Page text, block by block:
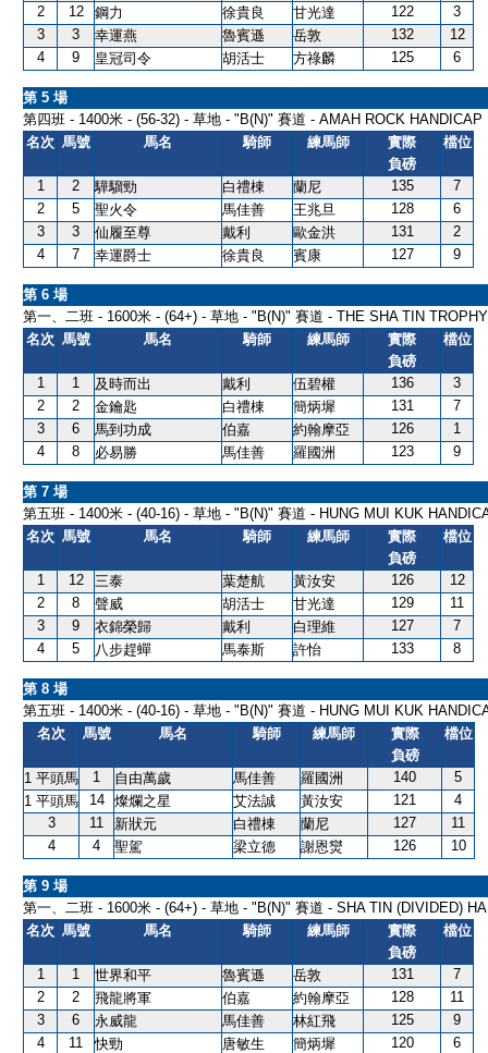
2
12 鋼力 徐貴良 甘光達 122
3
3
3 幸運燕 魯賓遜 岳敦 132
12
4
9 皇冠司令 胡活士 方祿麟 125 6
第 5 場
第四班 - 1400米 - (56-32) - 草地 - "B(N)" 賽道 - AMAH ROCK HANDICAP
名次 馬號 馬名 騎師 練馬師
實際
負磅
檔位
1 2 驊騮勁 白禮棟 蘭尼 135
7
2
5 聖火令 馬佳善 王兆旦 128
6
3
3 仙履至尊 戴利 歐金洪 131
2
4
7 幸運爵士 徐貴良 賓康 127 9
第 6 場
第一、二班 - 1600米 - (64+) - 草地 - "B(N)" 賽道 - THE SHA TIN
名次 馬號 馬名 騎師 練馬師
實際
負磅
檔位
1 1 及時而出 戴利 伍碧權 136
3
2
2 金鑰匙 白禮棟 簡炳墀 131
7
3
6 馬到功成 伯嘉 約翰摩亞 126
1
4
8 必易勝 馬佳善 羅國洲 123 9
第 7 場
第五班 - 1400米 - (40-16) - 草地 - "B(N)" 賽道 - HUNG MUI KUK
名次 馬號 馬名 騎師 練馬師
實際
負磅
檔位
1 12 三泰 葉楚航 黃汝安 126
12
2
8 聲威 胡活士 甘光達 129
11
3
9 衣錦榮歸 戴利 白理維 127
7
4
5 八步趕蟬 馬泰斯 許怡 133 8
第 8 場
第五班 - 1400米 - (40-16) - 草地 - "B(N)" 賽道 - HUNG MUI KUK
名次
馬號 馬名 騎師 練馬師
實際
負磅
檔位
1 平頭馬 1 自由萬歲 馬佳善 羅國洲 140
5
1 平頭馬
14 燦爛之星 艾法誠 黃汝安 121
4
3
11 新狀元 白禮棟 蘭尼 127
11
4
4 聖駕 梁立德 謝恩爕 126 10
第 9 場
第一、二班 - 1600米 - (64+) - 草地 - "B(N)" 賽道 - SHA TIN (DIVIDED)
名次 馬號 馬名 騎師 練馬師
實際
負磅
檔位
1 1 世界和平 魯賓遜 岳敦 131
7
2
2 飛龍將軍 伯嘉 約翰摩亞 128
11
3
6 永威龍 馬佳善 林紅飛 125
9
4
11 快勁 唐敏生 簡炳墀 120 6